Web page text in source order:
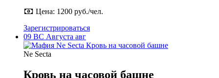
Цена: 1200 руб./чел.
Зарегистрироваться
09 ВС Августа авг
Ne Secta
Кровь на часовой башне